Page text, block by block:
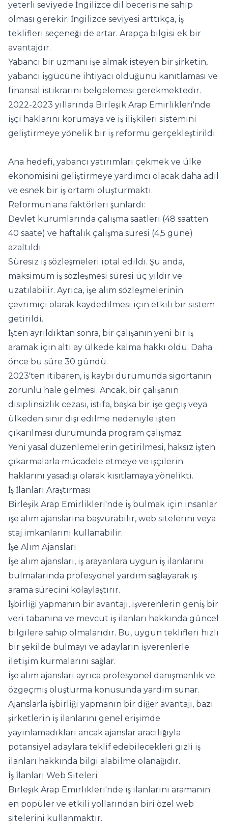
yeterli seviyede İngilizce dil becerisine sahip
olması gerekir. İngilizce seviyesi arttıkça, iş
teklifleri seçeneği de artar. Arapça bilgisi ek bir
avantajdır.
Yabancı bir uzmanı işe almak isteyen bir şirketin,
yabancı işgücüne ihtiyacı olduğunu kanıtlaması ve
finansal istikrarını belgelemesi gerekmektedir.
2022-2023 yıllarında Birleşik Arap Emirlikleri'nde
işçi haklarını korumaya ve iş ilişkileri sistemini
geliştirmeye yönelik bir iş reformu gerçekleştirildi.
Ana hedefi, yabancı yatırımları çekmek ve ülke
ekonomisini geliştirmeye yardımcı olacak daha adil
ve esnek bir iş ortamı oluşturmaktı.
Reformun ana faktörleri şunlardı:
Devlet kurumlarında çalışma saatleri (48 saatten
40 saate) ve haftalık çalışma süresi (4,5 güne)
azaltıldı.
Süresiz iş sözleşmeleri iptal edildi. Şu anda,
maksimum iş sözleşmesi süresi üç yıldır ve
uzatılabilir. Ayrıca, işe alım sözleşmelerinin
çevrimiçi olarak kaydedilmesi için etkili bir sistem
getirildi.
İşten ayrıldıktan sonra, bir çalışanın yeni bir iş
aramak için altı ay ülkede kalma hakkı oldu. Daha
önce bu süre 30 gündü.
2023'ten itibaren, iş kaybı durumunda sigortanın
zorunlu hale gelmesi. Ancak, bir çalışanın
disiplinsizlik cezası, istifa, başka bir işe geçiş veya
ülkeden sınır dışı edilme nedeniyle işten
çıkarılması durumunda program çalışmaz.
Yeni yasal düzenlemelerin getirilmesi, haksız işten
çıkarmalarla mücadele etmeye ve işçilerin
haklarını yasadışı olarak kısıtlamaya yönelikti.
İş İlanları Araştırması
Birleşik Arap Emirlikleri'nde iş bulmak için insanlar
işe alım ajanslarına başvurabilir, web sitelerini veya
staj imkanlarını kullanabilir.
İşe Alım Ajansları
İşe alım ajansları, iş arayanlara uygun iş ilanlarını
bulmalarında profesyonel yardım sağlayarak iş
arama sürecini kolaylaştırır.
İşbirliği yapmanın bir avantajı, işverenlerin geniş bir
veri tabanına ve mevcut iş ilanları hakkında güncel
bilgilere sahip olmalarıdır. Bu, uygun teklifleri hızlı
bir şekilde bulmayı ve adayların işverenlerle
iletişim kurmalarını sağlar.
İşe alım ajansları ayrıca profesyonel danışmanlık ve
özgeçmiş oluşturma konusunda yardım sunar.
Ajanslarla işbirliği yapmanın bir diğer avantajı, bazı
şirketlerin iş ilanlarını genel erişimde
yayınlamadıkları ancak ajanslar aracılığıyla
potansiyel adaylara teklif edebilecekleri gizli iş
ilanları hakkında bilgi alabilme olanağıdır.
İş İlanları Web Siteleri
Birleşik Arap Emirlikleri'nde iş ilanlarını aramanın
en popüler ve etkili yollarından biri özel web
sitelerini kullanmaktır.